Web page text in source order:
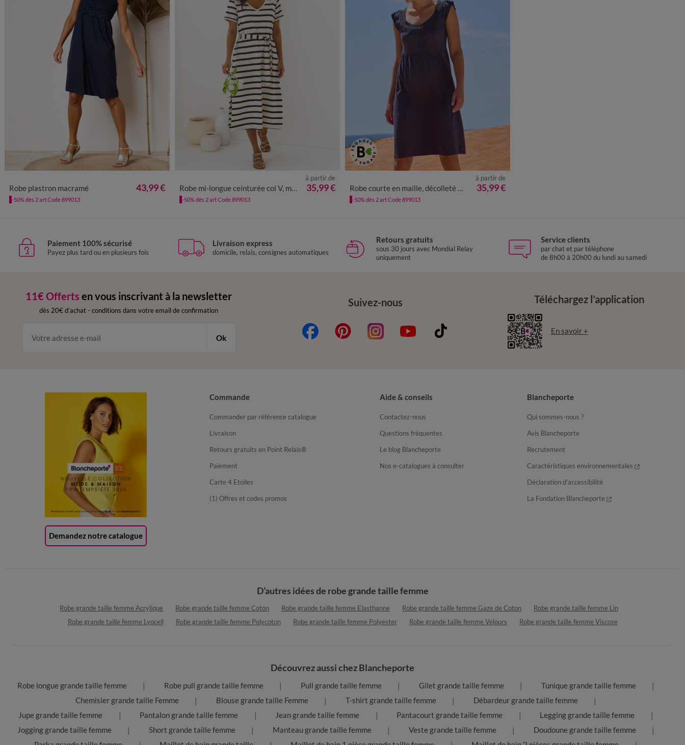
Robe plastron macramé 43,99 €
-50% dès 2 art Code 899013
52 54
Robe mi-longue ceinturée col V, maille rayée
à partir de
35,99 €
-50% dès 2 art Code 899013
52 54
Robe courte en maille, décolleté macramé
à partir de
35,99 €
-50% dès 2 art Code 899013
Paiement 100% sécurisé
Payez plus tard ou en plusieurs fois
Livraison express
domicile, relais, consignes automatiques
Retours gratuits
sous 30 jours avec Mondial Relay
uniquement
Service clients
par chat et par téléphone
de 8h00 à 20h00 du lundi au samedi
11€ Offerts en vous inscrivant à la newsletter
dès 20€ d’achat - conditions dans votre email de confirmation
Ok
Suivez-nous Téléchargez l’application
En savoir +
Demandez notre catalogue
Commande
Commander par référence catalogue
Livraison
Retours gratuits en Point Relais®
Paiement
Carte 4 Etoiles
(1) Offres et codes promos
Aide & conseils
Contactez-nous
Questions fréquentes
Le blog Blancheporte
Nos e-catalogues à consulter
Blancheporte
Qui sommes-nous ?
Avis Blancheporte
Recrutement
Caractéristiques environnementales
Déclaration d’accessibilité
La Fondation Blancheporte
D’autres idées de robe grande taille femme
Robe grande taille femme Acrylique Robe grande taille femme Coton Robe grande taille femme Elasthanne Robe grande taille femme Gaze de Coton
Robe grande taille femme Lin
Robe grande taille femme Lyocell
Robe grande taille femme Polycoton Robe grande taille femme Polyester Robe grande taille femme Velours Robe grande taille femme Viscose
Découvrez aussi chez Blancheporte
Robe longue grande taille femme Robe pull grande taille femme Pull grande taille femme Gilet grande taille femme
Tunique grande taille femme
Chemisier grande taille Femme
Blouse grande taille Femme T-shirt grande taille femme
Débardeur grande taille femme
Jupe grande taille femme
Pantalon grande taille femme Jean grande taille femme Pantacourt grande taille femme
Legging grande taille femme
Jogging grande taille femme
Short grande taille femme Manteau grande taille femme Veste grande taille femme
Doudoune grande taille femme